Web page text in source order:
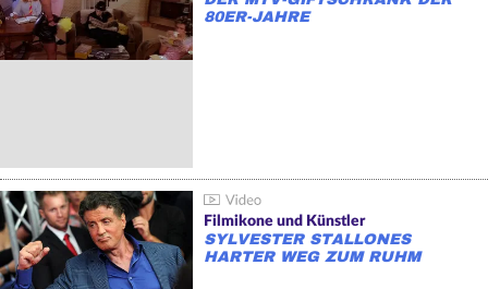
80ER-JAHRE
Filmikone und Künstler
SYLVESTER STALLONES
HARTER WEG ZUM RUHM